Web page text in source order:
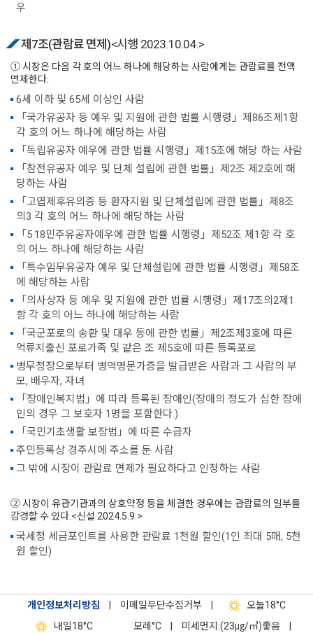
우
제7조(관람료 면제)<시행 2023.10.04.>
① 시장은 다음 각 호의 어느 하나에 해당하는 사람에게는 관람료를 전액
면제한다.
6세 이하 및 65세 이상인 사람
「국가유공자 등 예우 및 지원에 관한 법률 시행령」제86조제1항
각 호의 어느 하나에 해당하는 사람
「독립유공자 예우에 관한 법률 시행령」제15조에 해당 하는 사람
「참전유공자 예우 및 단체 설립에 관한 법률」제2조 제2호에 해
당하는 사람
「고엽제후유의증 등 환자지원 및 단체설립에 관한 법률」제8조
의3 각 호의 어느 하나에 해당하는 사람
「5·18민주유공자예우에 관한 법률 시행령」제52조 제1항 각 호
의 어느 하나에 해당하는 사람
「특수임무유공자 예우 및 단체설립에 관한 법률 시행령」제58조
에 해당하는 사람
「의사상자 등 예우 및 지원에 관한 법률 시행령」제17조의2제1
항 각 호의 어느 하나에 해당하는 사람
「국군포로의 송환 및 대우 등에 관한 법률」제2조제3호에 따른
억류지출신 포로가족 및 같은 조 제5호에 따른 등록포로
병무청장으로부터 병역명문가증을 발급받은 사람과 그 사람의 부
모, 배우자, 자녀
「장애인복지법」에 따라 등록된 장애인(장애의 정도가 심한 장애
인의 경우 그 보호자 1명을 포함한다.)
「국민기초생활 보장법」에 따른 수급자
주민등록상 경주시에 주소를 둔 사람
그 밖에 시장이 관람료 면제가 필요하다고 인정하는 사람
② 시장이 유관기관과의 상호약정 등을 체결한 경우에는 관람료의 일부를
감경할 수 있다.<신설 2024.5.9.>
국세청 세금포인트를 사용한 관람료 1천원 할인(1인 최대 5매, 5천
원 할인)
개인정보처리방침 이메일무단수집거부 오늘18°C
내일18°C 모레 °C 미세먼지:(23㎍/㎥)좋음